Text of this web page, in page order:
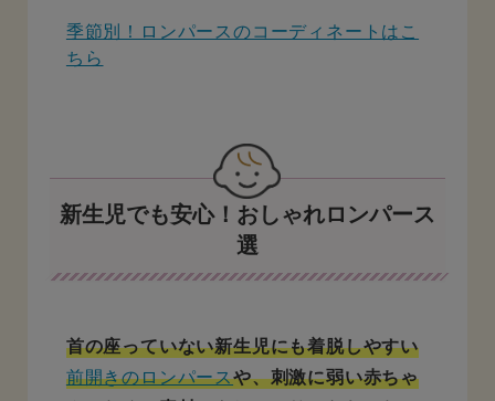
季節別！ロンパースのコーディネートはこ
ちら
新生児でも安心！おしゃれロンパース
選
首の座っていない新生児にも着脱しやすい
前開きのロンパースや、刺激に弱い赤ちゃ